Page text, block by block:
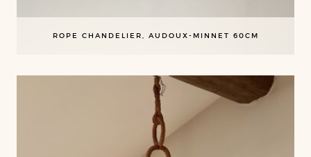
ROPE CHANDELIER, AUDOUX-MINNET 60CM